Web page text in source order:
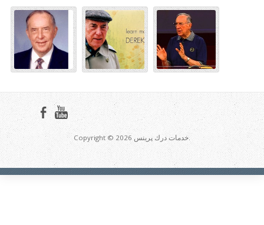
Copyright © 2026 خدمات درك پرينس.